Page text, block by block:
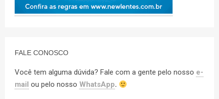
FALE CONOSCO
Você tem alguma dúvida? Fale com a gente pelo nosso e-
mail ou pelo nosso WhatsApp.